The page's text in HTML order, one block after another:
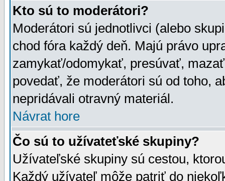
Kto sú to moderátori?
Moderátori sú jednotlivci (alebo
chod fóra každý deň. Majú právo
zamykať/odomykať, presúvať,
povedať, že moderátori sú od toho,
nepridávali otravný materiál.
Návrat hore
Čo sú to užívateťské skupiny?
Užívateľské skupiny sú cestou,
Každý užívateľ môže patriť do